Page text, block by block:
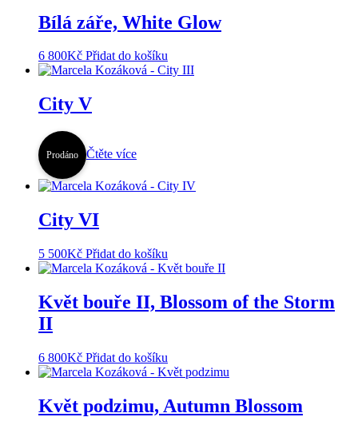
Bílá záře, White Glow
6 800Kč Přidat do košíku
City V
Prodáno Čtěte více
City VI
5 500Kč Přidat do košíku
Květ bouře II, Blossom of the Storm
II
6 800Kč Přidat do košíku
Květ podzimu, Autumn Blossom